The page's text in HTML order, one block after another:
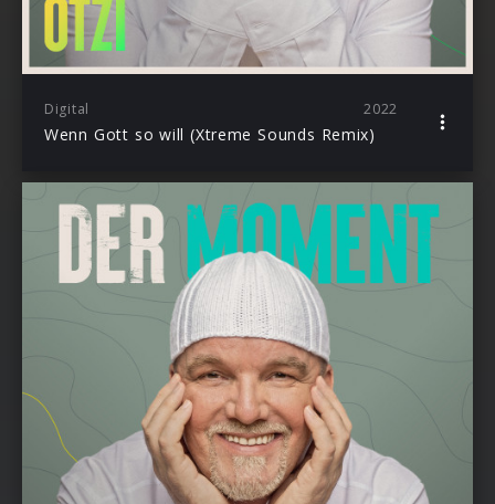
Digital 2022
Wenn Gott so will (Xtreme Sounds Remix)